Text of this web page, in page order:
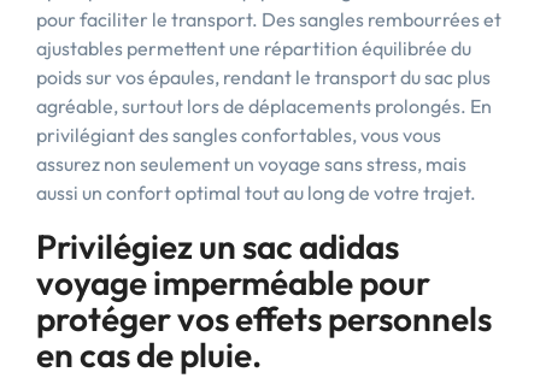
pour faciliter le transport. Des sangles rembourrées et
ajustables permettent une répartition équilibrée du
poids sur vos épaules, rendant le transport du sac plus
agréable, surtout lors de déplacements prolongés. En
privilégiant des sangles confortables, vous vous
assurez non seulement un voyage sans stress, mais
aussi un confort optimal tout au long de votre trajet.
Privilégiez un sac adidas
voyage imperméable pour
protéger vos effets personnels
en cas de pluie.